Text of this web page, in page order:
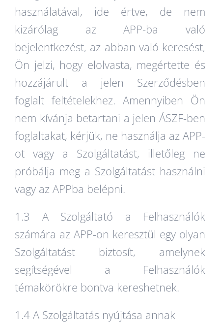
használatával, ide értve, de nem
kizárólag az APP-ba való
bejelentkezést, az abban való keresést,
Ön jelzi, hogy elolvasta, megértette és
hozzájárult a jelen Szerződésben
foglalt feltételekhez. Amennyiben Ön
nem kívánja betartani a jelen ÁSZF-ben
foglaltakat, kérjük, ne használja az APP-
ot vagy a Szolgáltatást, illetőleg ne
próbálja meg a Szolgáltatást használni
vagy az APPba belépni.
1.3 A Szolgáltató a Felhasználók
számára az APP-on keresztül egy olyan
Szolgáltatást biztosít, amelynek
segítségével a Felhasználók
témakörökre bontva kereshetnek.
1.4 A Szolgáltatás nyújtása annak